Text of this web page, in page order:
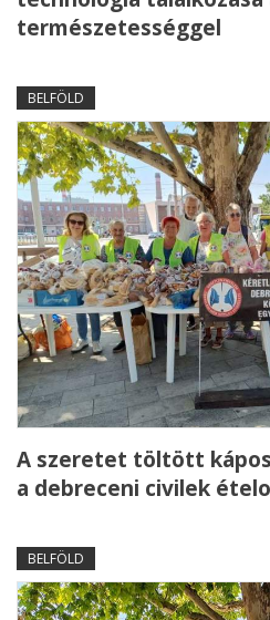
természetességgel
BELFÖLD
A szeretet töltött
a debreceni civilek
BELFÖLD